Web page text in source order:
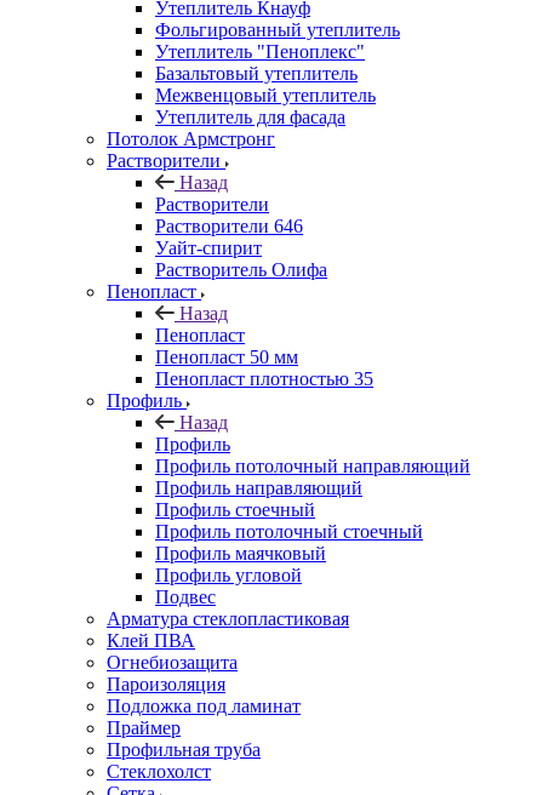
Утеплитель Кнауф
Фольгированный утеплитель
Утеплитель "Пеноплекс"
Базальтовый утеплитель
Межвенцовый утеплитель
Утеплитель для фасада
Потолок Армстронг
Растворители
Назад
Растворители
Растворители 646
Уайт-спирит
Растворитель Олифа
Пенопласт
Назад
Пенопласт
Пенопласт 50 мм
Пенопласт плотностью 35
Профиль
Назад
Профиль
Профиль потолочный направляющий
Профиль направляющий
Профиль стоечный
Профиль потолочный стоечный
Профиль маячковый
Профиль угловой
Подвес
Арматура стеклопластиковая
Клей ПВА
Огнебиозащита
Пароизоляция
Подложка под ламинат
Праймер
Профильная труба
Стеклохолст